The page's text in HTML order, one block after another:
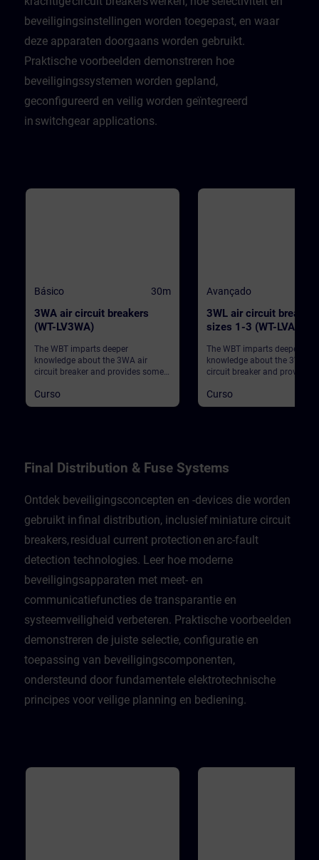
beveiligingsinstellingen worden toegepast, en waar
deze apparaten doorgaans worden gebruikt.
Praktische voorbeelden demonstreren hoe
beveiligingssystemen worden gepland,
geconfigureerd en veilig worden geïntegreerd
in switchgear applications.
Básico 30m
3WA air circuit breakers
(WT-LV3WA)
The WBT imparts deeper
knowledge about the 3WA air
circuit breaker and provides some
Curso
Avançado
3WL air circuit breakers
sizes 1-3 (WT-LVA3WL)
The WBT imparts deeper
knowledge about the 3WL air
circuit breaker and provides
Curso
Final Distribution & Fuse Systems
Ontdek beveiligingsconcepten en -devices die worden
gebruikt in final distribution, inclusief miniature circuit
breakers, residual current protection en arc-fault
detection technologies. Leer hoe moderne
beveiligingsapparaten met meet- en
communicatiefuncties de transparantie en
systeemveiligheid verbeteren. Praktische voorbeelden
demonstreren de juiste selectie, configuratie en
toepassing van beveiligingscomponenten,
ondersteund door fundamentele elektrotechnische
principes voor veilige planning en bediening.